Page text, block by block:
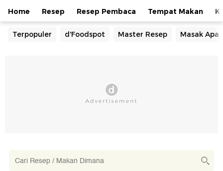
Home Resep Resep Pembaca Tempat Makan
Terpopuler d'Foodspot Master Resep Masak Apa